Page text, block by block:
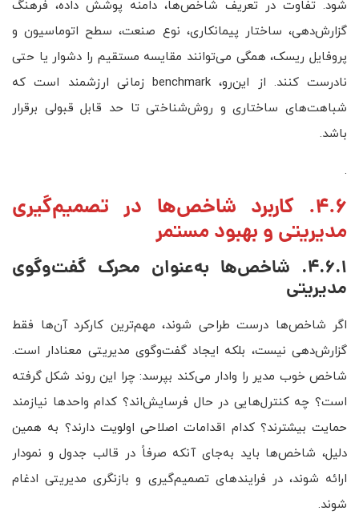
شود. تفاوت در تعریف شاخص‌ها، دامنه پوشش داده، فرهنگ
گزارش‌دهی، ساختار پیمانکاری، نوع صنعت، سطح اتوماسیون و
پروفایل ریسک، همگی می‌توانند مقایسه مستقیم را دشوار یا حتی
نادرست کنند. از این‌رو، benchmark زمانی ارزشمند است که
شباهت‌های ساختاری و روش‌شناختی تا حد قابل قبولی برقرار
باشد.
.
4.6. کاربرد شاخص‌ها در تصمیم‌گیری
مدیریتی و بهبود مستمر
4.6.1. شاخص‌ها به‌عنوان محرک گفت‌وگوی
مدیریتی
اگر شاخص‌ها درست طراحی شوند، مهم‌ترین کارکرد آن‌ها فقط
گزارش‌دهی نیست، بلکه ایجاد گفت‌وگوی مدیریتی معنادار است.
شاخص خوب مدیر را وادار می‌کند بپرسد: چرا این روند شکل گرفته
است؟ چه کنترل‌هایی در حال فرسایش‌اند؟ کدام واحدها نیازمند
حمایت بیشترند؟ کدام اقدامات اصلاحی اولویت دارند؟ به همین
دلیل، شاخص‌ها باید به‌جای آنکه صرفاً در قالب جدول و نمودار
ارائه شوند، در فرایندهای تصمیم‌گیری و بازنگری مدیریتی ادغام
شوند.